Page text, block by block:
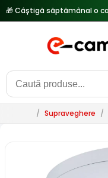
/ Supraveghere /